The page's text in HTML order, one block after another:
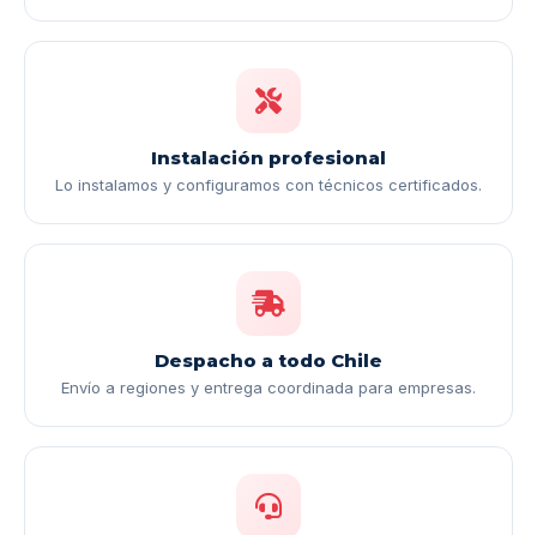
Instalación profesional
Lo instalamos y configuramos con técnicos certificados.
Despacho a todo Chile
Envío a regiones y entrega coordinada para empresas.